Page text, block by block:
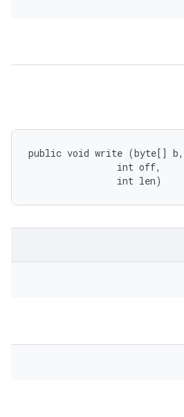
public void write (byte[] b,
                int off,
                int len)